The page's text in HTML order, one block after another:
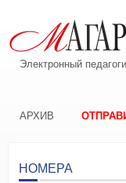
Электронный
АРХИВ
НОМЕРА